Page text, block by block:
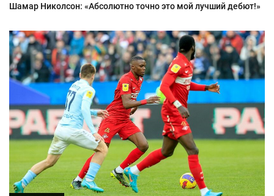
Шамар Николсон: «Абсолютно точно это мой лучший дебют!»